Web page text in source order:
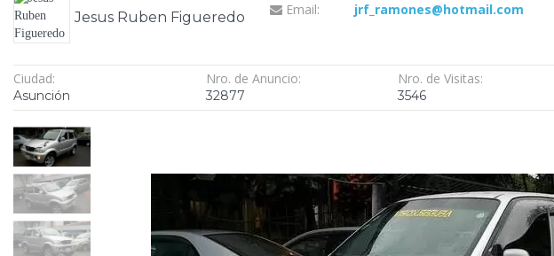
Jesus Ruben Figueredo
Email:
jrf_ramones@hotmail.com
Ciudad:
Asunción
Nro. de Anuncio:
32877
Nro. de Visitas:
3546